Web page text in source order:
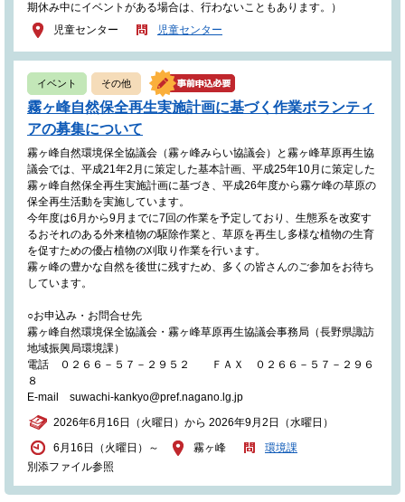
期休み中にイベントがある場合は、行わないこともあります。）
児童センター
児童センター
イベント その他
霧ヶ峰自然保全再生実施計画に基づく作業ボランティ
アの募集について
霧ヶ峰自然環境保全協議会（霧ヶ峰みらい協議会）と霧ヶ峰草原再生協
議会では、平成21年2月に策定した基本計画、平成25年10月に策定した
霧ヶ峰自然保全再生実施計画に基づき、平成26年度から霧ケ峰の草原の
保全再生活動を実施しています。
今年度は6月から9月までに7回の作業を予定しており、生態系を改変す
るおそれのある外来植物の駆除作業と、草原を再生し多様な植物の生育
を促すための優占植物の刈取り作業を行います。
霧ヶ峰の豊かな自然を後世に残すため、多くの皆さんのご参加をお待ち
しています。
○お申込み・お問合せ先
霧ヶ峰自然環境保全協議会・霧ヶ峰草原再生協議会事務局（長野県諏訪
地域振興局環境課）
電話 ０２６６－５７－２９５２ ＦＡＸ ０２６６－５７－２９６
８
E-mail suwachi-kankyo@pref.nagano.lg.jp
2026年6月16日（火曜日）から 2026年9月2日（水曜日）
6月16日（火曜日）～
別添ファイル参照
霧ヶ峰 環境課